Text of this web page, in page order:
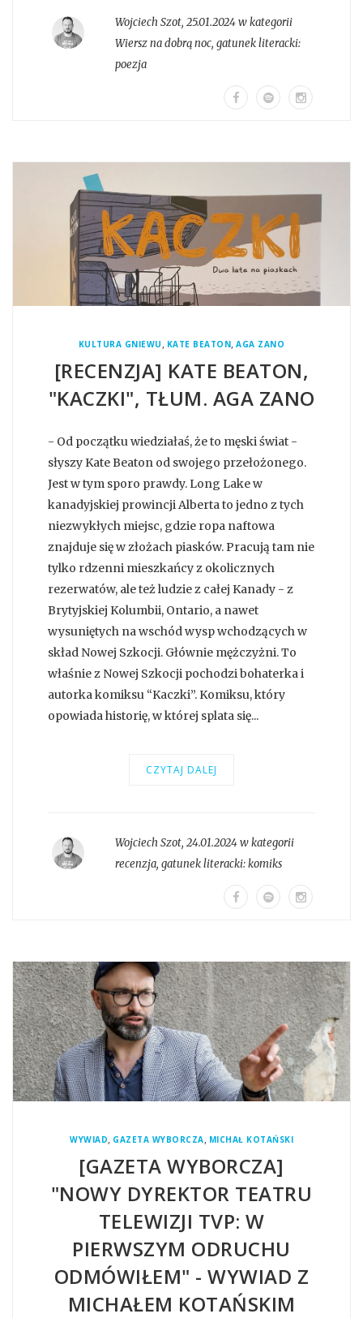
Wojciech Szot, 25.01.2024 w kategorii
Wiersz na dobrą noc, gatunek literacki:
poezja
KULTURA GNIEWU , KATE BEATON,AGA ZANO
[RECENZJA] KATE BEATON,
"KACZKI", TŁUM. AGA ZANO
- Od początku wiedziałaś, że to męski świat -
słyszy Kate Beaton od swojego przełożonego.
Jest w tym sporo prawdy. Long Lake w
kanadyjskiej prowincji Alberta to jedno z tych
niezwykłych miejsc, gdzie ropa naftowa
znajduje się w złożach piasków. Pracują tam nie
tylko rdzenni mieszkańcy z okolicznych
rezerwatów, ale też ludzie z całej Kanady - z
Brytyjskiej Kolumbii, Ontario, a nawet
wysuniętych na wschód wysp wchodzących w
skład Nowej Szkocji. Głównie mężczyżni. To
właśnie z Nowej Szkocji pochodzi bohaterka i
autorka komiksu “Kaczki”. Komiksu, który
opowiada historię, w której splata się...
CZYTAJ DALEJ
Wojciech Szot, 24.01.2024 w kategorii
recenzja, gatunek literacki:komiks
WYWIAD, GAZETA WYBORCZA, MICHAŁ KOTAŃSKI
[GAZETA WYBORCZA]
"NOWY DYREKTOR TEATRU
TELEWIZJI TVP: W
PIERWSZYM ODRUCHU
ODMÓWIŁEM" - WYWIAD Z
MICHAŁEM KOTAŃSKIM